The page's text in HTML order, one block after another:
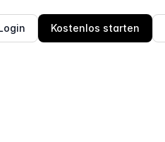
Kostenlos starten